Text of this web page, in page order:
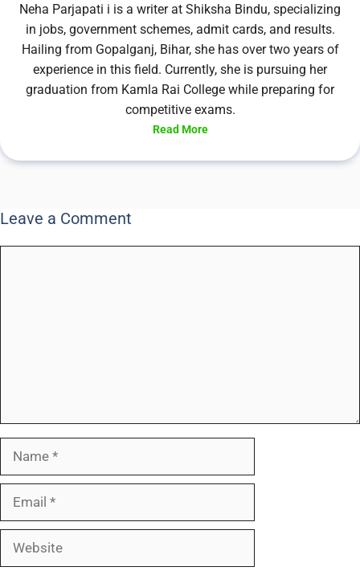
Neha Parjapati i is a writer at Shiksha Bindu, specializing
in jobs, government schemes, admit cards, and results.
Hailing from Gopalganj, Bihar, she has over two years of
experience in this field. Currently, she is pursuing her
graduation from Kamla Rai College while preparing for
competitive exams.
Read More
Leave a Comment